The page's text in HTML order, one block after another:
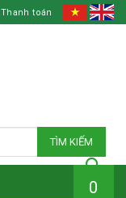
Thanh toán
TÌM KIẾM
0